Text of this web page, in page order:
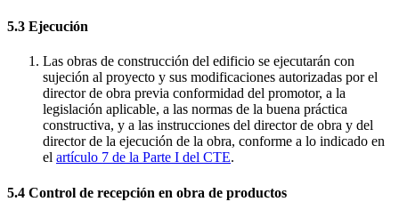
5.3 Ejecución
Las obras de construcción del edificio se ejecutarán con
sujeción al proyecto y sus modificaciones autorizadas por el
director de obra previa conformidad del promotor, a la
legislación aplicable, a las normas de la buena práctica
constructiva, y a las instrucciones del director de obra y del
director de la ejecución de la obra, conforme a lo indicado en
el artículo 7 de la Parte I del CTE.
5.4 Control de recepción en obra de productos